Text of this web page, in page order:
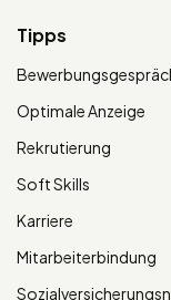
Tipps
Optimale Anzeige
Rekrutierung
Soft Skills
Karriere
Mitarbeiterbindung